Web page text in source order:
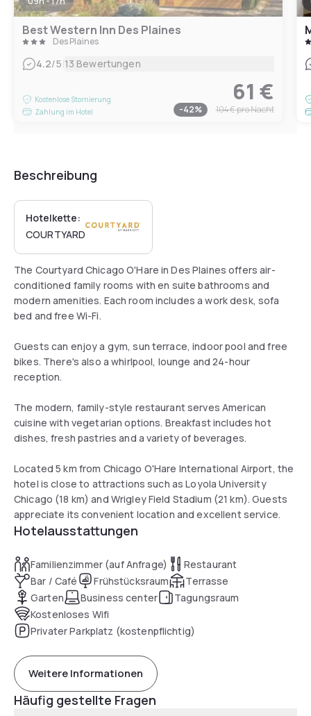
Best Western Inn Des Plaines
Des Plaines
4.2/5|13 Bewertungen
Kostenlose Stornierung
Zahlung im Hotel
61 €
-42% 104 €pro Nacht
Beschreibung
Hotelkette:
COURTYARD
The Courtyard Chicago O'Hare in Des Plaines offers air-
conditioned family rooms with en suite bathrooms and
modern amenities. Each room includes a work desk, sofa
bed and free Wi-Fi.
Guests can enjoy a gym, sun terrace, indoor pool and free
bikes. There's also a whirlpool, lounge and 24-hour
reception.
The modern, family-style restaurant serves American
cuisine with vegetarian options. Breakfast includes hot
dishes, fresh pastries and a variety of beverages.
Located 5 km from Chicago O'Hare International Airport, the
hotel is close to attractions such as Loyola University
Chicago (18 km) and Wrigley Field Stadium (21 km). Guests
appreciate its convenient location and excellent service.
Hotelausstattungen
Familienzimmer (auf Anfrage)
Restaurant
Bar / Café
Frühstücksraum
Terrasse
Garten
Business center
Tagungsraum
Kostenloses Wifi
Privater Parkplatz (kostenpflichtig)
Weitere Informationen
Häufig gestellte Fragen